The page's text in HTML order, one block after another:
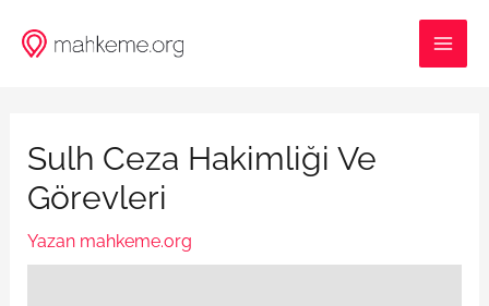
atla
Sulh Ceza Hakimliği Ve
Görevleri
Yazan mahkeme.org